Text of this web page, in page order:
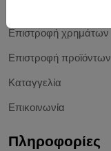
Επιστροφή χρημάτων
Επιστροφή προϊόντων
Καταγγελία
Επικοινωνία
Πληροφορίες